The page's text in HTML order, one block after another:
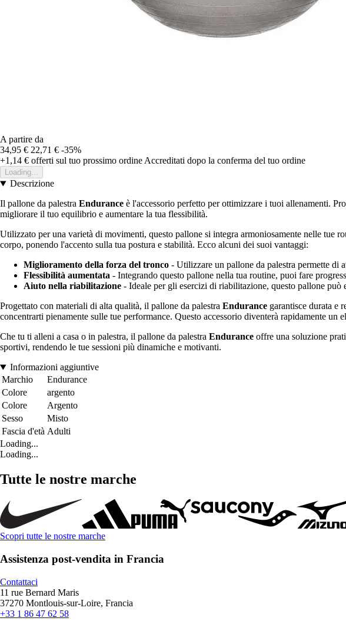
A partire da
34,95 € 22,71 € -35%
+1,14 € offerti sul tuo prossimo ordine Accreditati dopo la conferma del tuo ordine
Loading...
Descrizione
Il pallone da palestra Endurance è l'accessorio perfetto per ottimizzare i tuoi allenamenti.
migliorare il tuo equilibrio e aumentare la tua flessibilità.
Utilizzato per una varietà di movimenti, questo pallone si integra armoniosamente nelle tue
corpo, ponendo l'accento sulla tua postura e stabilità. Ecco alcuni dei suoi vantaggi:
Miglioramento della forza del tronco - Utilizzare un pallone da palestra permette di
Flessibilità aumentata - Integrando questo pallone nella tua routine, puoi fare
Aiuto nella riabilitazione - Ideale per gli esercizi di riabilitazione, questo pallone
Progettato con materiali di alta qualità, il pallone da palestra Endurance garantisce durata e
concentrarti pienamente sulle tue performance. Questo accessorio diventerà rapidamente un
Che tu ti alleni a casa o in palestra, il pallone da palestra Endurance offre una soluzione
sportivi, rendendo le tue sessioni più dinamiche e motivanti.
Informazioni aggiuntive
Marchio
Endurance
Colore
argento
Colore
Argento
Sesso
Misto
Fascia d'età Adulti
Loading...
Loading...
Tutte le nostre marche
Scopri tutte le nostre marche
Assistenza post-vendita in Francia
Contattaci
11 rue Bernard Maris
37270 Montlouis-sur-Loire, Francia
+33 1 86 47 62 58